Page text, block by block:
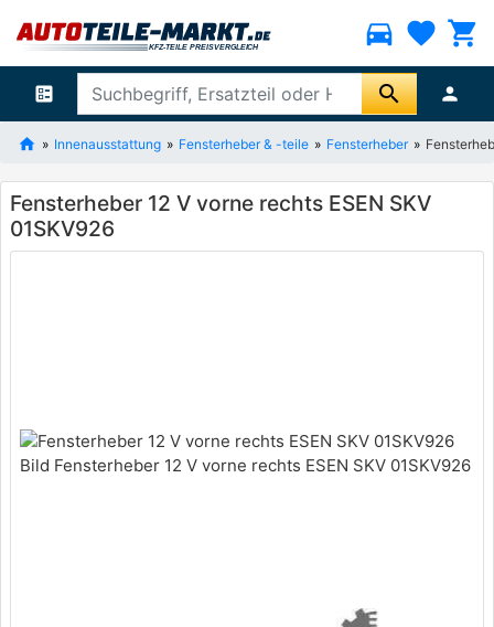
directions_car favorite shopping_cart
ballot search person
Innenausstattung Fensterheber & -teile Fensterheber
Fensterheber 12 V vorne rechts ESEN SKV
01SKV926